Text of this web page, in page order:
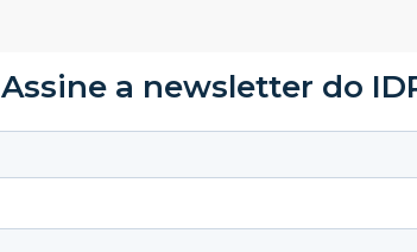
Assine a newsletter do